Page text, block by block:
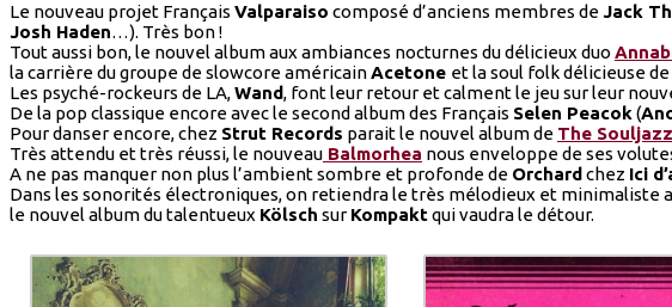
Le nouveau projet Français Valparaiso composé d’anciens membres de Jack
Josh Haden…). Très bon !
Tout aussi bon, le nouvel album aux ambiances nocturnes du délicieux duo
la carrière du groupe de slowcore américainAcetone et la soul folk délicieuse de
Les psyché-rockeurs de LA,Wand, font leur retour et calment le jeu sur leur
De la pop classique encore avec le second album des Français Selen Peacok(
Pour danser encore, chez Strut Records parait le nouvel album de The
Très attendu et très réussi, le nouveau Balmorhea nous enveloppe de ses
A ne pas manquer non plus l’ambient sombre et profonde de Orchardchez Ici
Dans les sonorités électroniques, on retiendra le très mélodieux et minimaliste
le nouvel album du talentueux Kölsch surKompaktqui vaudra le détour.